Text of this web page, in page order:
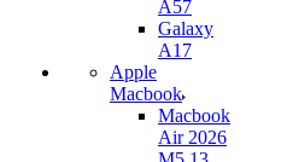
A57
Galaxy
A17
Apple
Macbook
Macbook
Air 2026